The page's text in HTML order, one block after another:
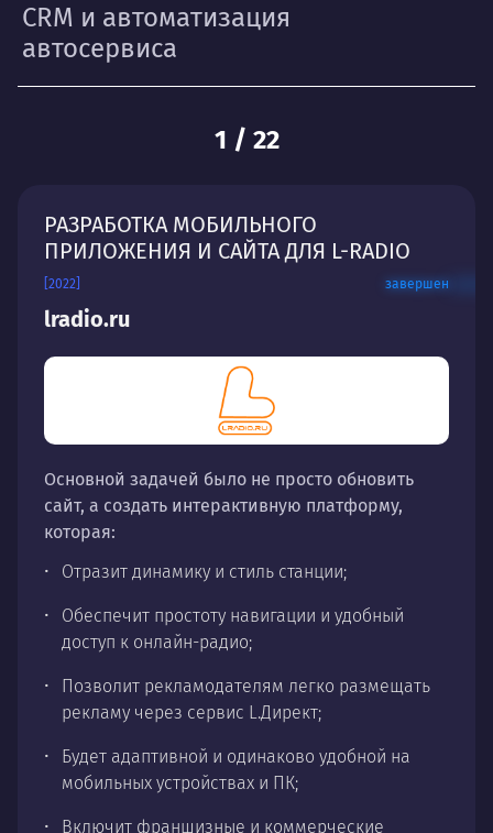
CRM и автоматизация
автосервиса
1 / 22
РАЗРАБОТКА МОБИЛЬНОГО
ПРИЛОЖЕНИЯ И САЙТА ДЛЯ L-RADIO
[2022] завершен
lradio.ru
Основной задачей было не просто обновить
сайт, а создать интерактивную платформу,
которая:
Отразит динамику и стиль станции;
Обеспечит простоту навигации и удобный
доступ к онлайн-радио;
Позволит рекламодателям легко размещать
рекламу через сервис L.Директ;
Будет адаптивной и одинаково удобной на
мобильных устройствах и ПК;
Включит франшизные и коммерческие